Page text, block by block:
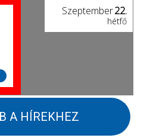
Szeptember22.
hétfő